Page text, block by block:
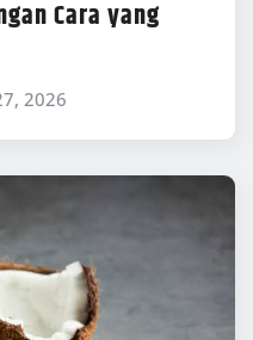
Cara yang
2026